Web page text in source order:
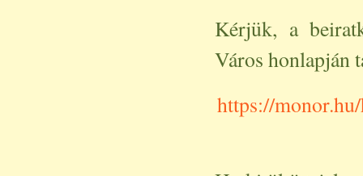
Kérjük, a
Város honlapján
https://